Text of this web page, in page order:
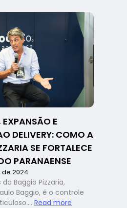
Experience
tendências
globais,
cultura
empresarial
e
gestão
estratégica
marcam
última
edição
de
2024
E
DELIVERY: COMO A
SE FORTALECE
PARANAENSE
2024
Baggio Pizzaria,
Baggio, é o controle
Read more